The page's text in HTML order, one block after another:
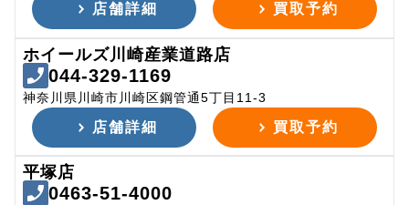
店舗詳細 買取予約
ホイールズ川崎産業道路店
044-329-1169
神奈川県川崎市川崎区鋼管通5丁目11-3
店舗詳細 買取予約
平塚店
0463-51-4000